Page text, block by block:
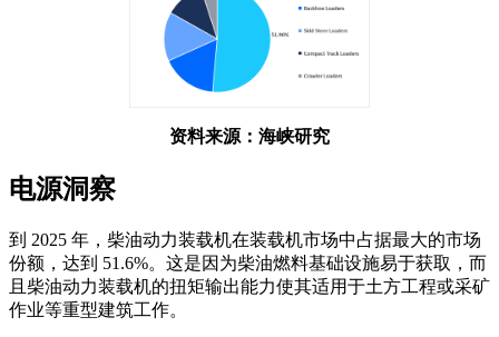
资料来源：海峡研究
电源洞察
到 2025 年，柴油动力装载机在装载机市场中占据最大的市场
份额，达到 51.6%。这是因为柴油燃料基础设施易于获取，而
且柴油动力装载机的扭矩输出能力使其适用于土方工程或采矿
作业等重型建筑工作。